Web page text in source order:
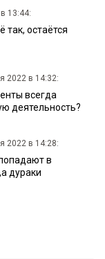
13:44:
так, остаётся
2022 в 14:32:
всегда
деятельность?
2022 в 14:28:
в
дураки